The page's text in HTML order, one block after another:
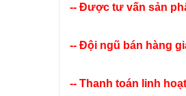
-- Được tư vấn sản
-- Đội ngũ bán hàng
-- Thanh toán linh